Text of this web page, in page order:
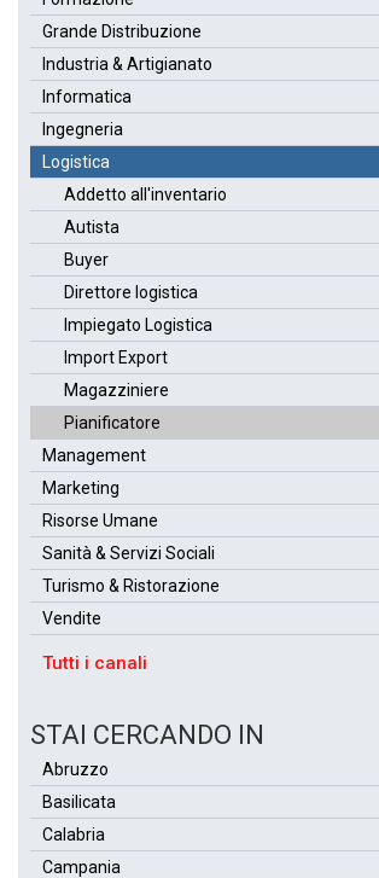
Grande Distribuzione
Industria & Artigianato
Informatica
Ingegneria
Logistica
Addetto all'inventario
Autista
Buyer
Direttore logistica
Impiegato Logistica
Import Export
Magazziniere
Pianificatore
Management
Marketing
Risorse Umane
Sanità & Servizi Sociali
Turismo & Ristorazione
Vendite
Tutti i canali
STAI CERCANDO IN
Abruzzo
Basilicata
Calabria
Campania